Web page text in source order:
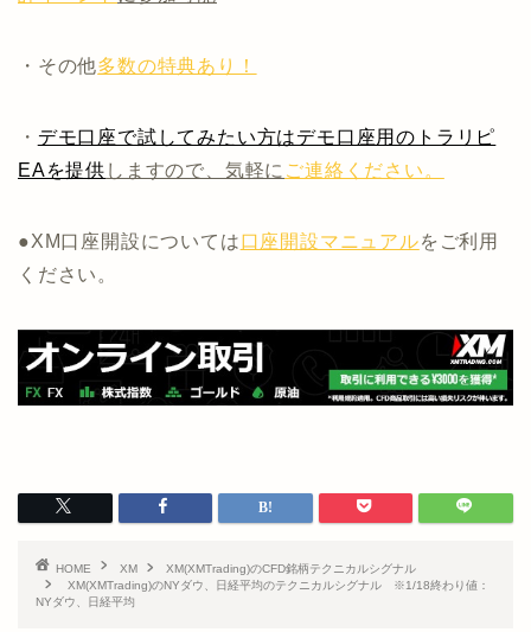
・その他多数の特典あり！
・ デモ口座で試してみたい方はデモ口座用のトラリピ
EAを提供 しますので、気軽に ご連絡ください。
●XM口座開設については口座開設マニュアルをご利用
ください。
HOME XM
XM(XMTrading)のCFD銘柄テクニカルシグナル
XM(XMTrading)のNYダウ、日経平均のテクニカルシグナル ※1/18終わり値：
NYダウ、日経平均